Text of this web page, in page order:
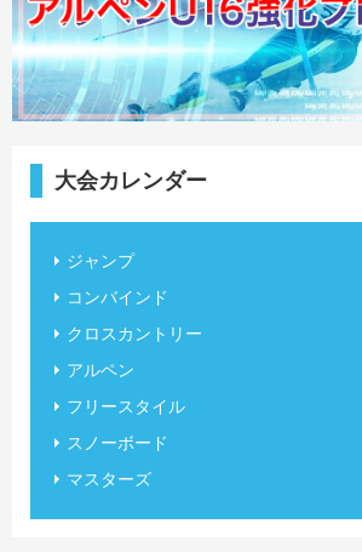
大会カレンダー
ジャンプ
コンバインド
クロスカントリー
アルペン
フリースタイル
スノーボード
マスターズ